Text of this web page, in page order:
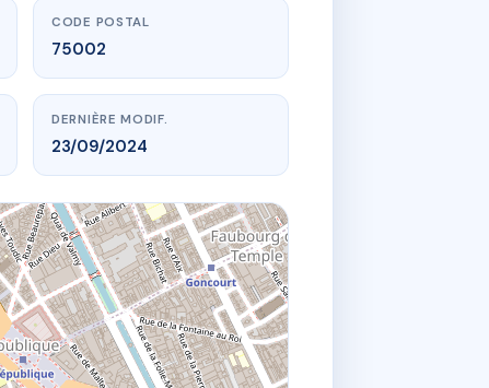
CODE POSTAL
75002
DERNIÈRE MODIF.
23/09/2024